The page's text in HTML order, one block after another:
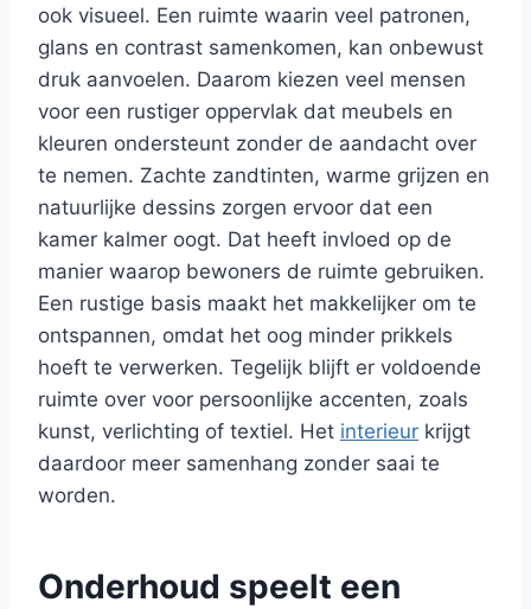
ook visueel. Een ruimte waarin veel patronen,
glans en contrast samenkomen, kan onbewust
druk aanvoelen. Daarom kiezen veel mensen
voor een rustiger oppervlak dat meubels en
kleuren ondersteunt zonder de aandacht over
te nemen. Zachte zandtinten, warme grijzen en
natuurlijke dessins zorgen ervoor dat een
kamer kalmer oogt. Dat heeft invloed op de
manier waarop bewoners de ruimte gebruiken.
Een rustige basis maakt het makkelijker om te
ontspannen, omdat het oog minder prikkels
hoeft te verwerken. Tegelijk blijft er voldoende
ruimte over voor persoonlijke accenten, zoals
kunst, verlichting of textiel. Het interieur krijgt
daardoor meer samenhang zonder saai te
worden.
Onderhoud speelt een